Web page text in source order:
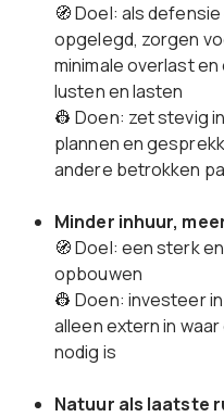
🧭 Doel: als
opgelegd, zorgen
minimale overlast
lusten en lasten
👷 Doen: zet stevig
plannen en
andere betrokken
Minder inhuur,
🧭 Doel: een sterk
opbouwen
👷 Doen: investeer
alleen extern in
nodig is
Natuur als laatste